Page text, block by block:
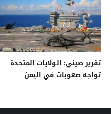
تقرير صيني: الولايات المتحدة
تواجه صعوبات في اليمن